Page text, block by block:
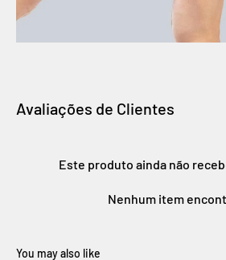
Avaliações de Clientes
Este produto ainda não
Nenhum item